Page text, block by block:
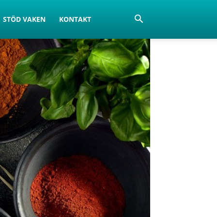
STÖD VAKEN KONTAKT